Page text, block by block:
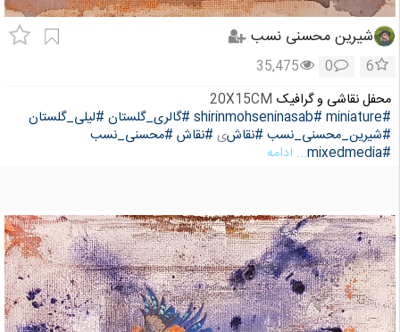
شیرین محسنی نسب
6
0
35,475
محفل نقاشی و گرافیک 20X15CM
#miniature
#shirinmohseninasab #گالری_گلستان #لیلی_گلستان
#شیرین_محسنی_نسب #نقاشی #نقاش #محسنی_نسب
#mixedmedia
... ادامه